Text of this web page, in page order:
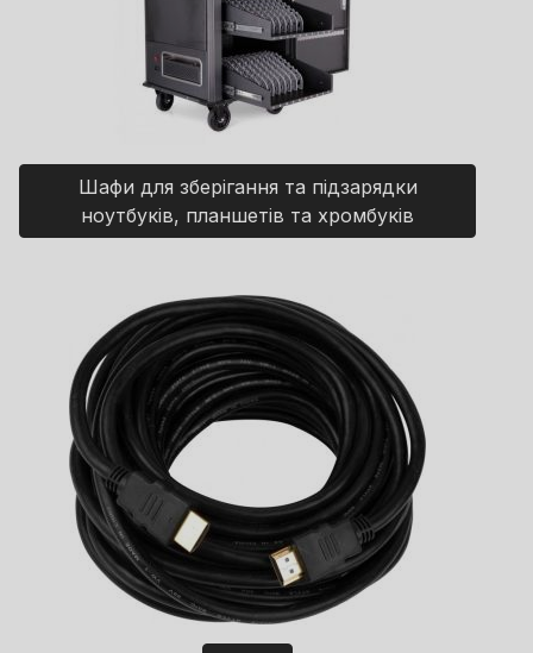
Шафи для зберігання та підзарядки
ноутбуків, планшетів та хромбуків